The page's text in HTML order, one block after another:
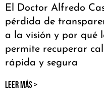
El Doctor Alfredo
pérdida de
a la visión y por qué
permite recuperar
rápida y segura
LEER MÁS >